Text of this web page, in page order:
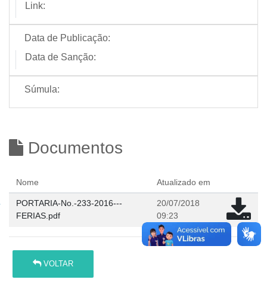
Link:
Data de Publicação:
Data de Sanção:
Súmula:
Documentos
Nome Atualizado em
PORTARIA-No.-233-2016---
FERIAS.pdf
20/07/2018
09:23
VOLTAR